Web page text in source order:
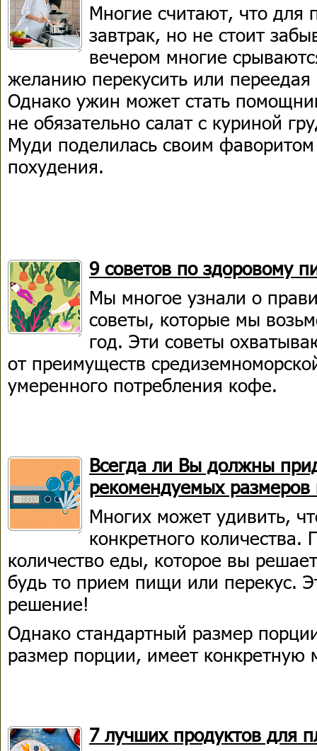
Многие считают, что для
завтрак, но не стоит
вечером многие
желанию перекусить или
Однако ужин может стать
не обязательно салат с куриной
Муди поделилась своим
похудения.
9 советов по здоровому
Мы многое узнали о
советы, которые мы
год. Эти советы
от преимуществ
умеренного потребления кофе.
Всегда ли Вы должны
рекомендуемых размеров
Многих может удивить,
конкретного количества.
количество еды, которое вы
будь то прием пищи или перекус.
решение!
Однако стандартный размер
размер порции, имеет конкретную
7 лучших продуктов для